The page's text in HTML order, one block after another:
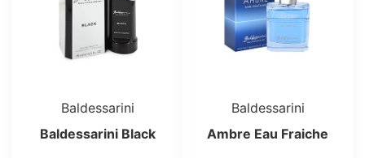
Baldessarini
Baldessarini Black
Baldessarini
Ambre Eau Fraiche